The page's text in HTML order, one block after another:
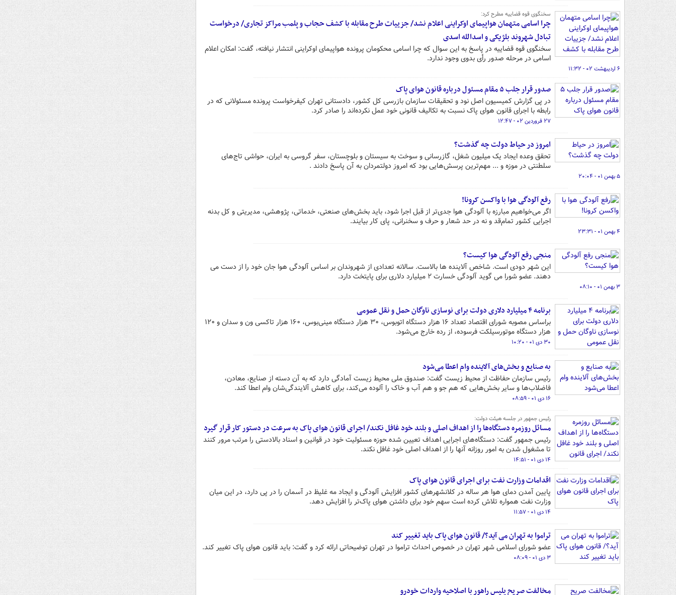
سخنگوی قوه قضاییه مطرح کرد:
چرا اسامی متهمان هواپیمای اوکراینی اعلام نشد/ جزییات طرح مقابله با کشف حجاب و پلمب مراکز تجاری/ درخواست
تبادل شهروند بلژیکی و اسدالله اسدی
سخنگوی قوه قضاییه در پاسخ به این سوال که چرا اسامی محکومان پرونده هواپیمای اوکراینی انتشار نیافته، گفت: امکان اعلام
اسامی در مرحله صدور رأی بدوی وجود ندارد.
۶ اردیبهشت ۰۲ - ۱۱:۳۲
صدور قرار جلب ۵ مقام مسئول درباره قانون هوای پاک
در پی گزارش کمیسیون اصل نود و تحقیقات سازمان بازرسی کل کشور، دادستانی تهران کیفرخواست پرونده مسئولانی که در
رابطه با اجرای قانون هوای پاک نسبت به تکالیف قانونی خود عمل نکرده‌اند را صادر کرد.
۲۷ فروردین ۰۲ - ۱۲:۴۷
امروز در حیاط دولت چه گذشت؟
تحقق وعده ایجاد یک میلیون شغل، گازرسانی و سوخت به سیستان و بلوچستان، سفر گروسی به ایران، حواشی تاج‌های
سلطنتی در موزه و ... مهم‌ترین پرسش‌هایی بود که امروز دولتمردان به آن پاسخ دادند .
۵ بهمن ۰۱ - ۲۰:۰۴
رفع آلودگی هوا با واکسن کرونا!
اگر می‌خواهیم مبارزه با آلودگی هوا جدی‌تر از قبل اجرا شود، باید بخش‌های صنعتی، خدماتی، پژوهشی، مدیریتی و کل بدنه
اجرایی کشور تمام‌قد و نه در حد شعار و حرف و سخنرانی، پای کار بیایند.
۴ بهمن ۰۱ - ۲۳:۳۱
منجی رفع آلودگی هوا کیست؟
این شهر دودی است. شاخص آلاینده ها بالاست. سالانه تعدادی از شهروندان بر اساس آلودگی هوا جان خود را از دست می
دهند. عضو شورا می گوید آلودگی خسارت ۲ میلیارد دلاری برای پایتخت دارد.
۳ بهمن ۰۱ - ۰۸:۱۰
برنامه ۴ میلیارد دلاری دولت برای نوسازی ناوگان حمل و نقل عمومی
براساس مصوبه شورای اقتصاد تعداد ۱۶ هزار دستگاه اتوبوس، ۳۰ هزار دستگاه مینی‌بوس، ۱۶۰ هزار تاکسی ون و سدان و ۱۲۰
هزار دستگاه موتورسیلکت فرسوده، از رده خارج می‌شود.
۳۰ دی ۰۱ - ۱۰:۲۰
به صنایع و بخش‌های آلاینده وام اعطا می‌شود
رئیس سازمان حفاظت از محیط زیست گفت: صندوق ملی محیط زیست آمادگی دارد که به آن دسته از صنایع، معادن،
فاضلاب‌ها و سایر بخش‌هایی که هم جو و هم آب و خاک را آلوده می‌کند، برای کاهش آلایندگی‌شان وام اعطا کند.
۱۶ دی ۰۱ - ۰۸:۵۹
رئیس جمهور در جلسه هیئت دولت:
مسائل روزمره دستگاه‌ها را از اهداف اصلی و بلند خود غافل نکند/ اجرای قانون هوای پاک به سرعت در دستور کار قرار گیرد
رئیس جمهور گفت: دستگاه‌های اجرایی اهداف تعیین شده حوزه مسئولیت خود در قوانین و اسناد بالادستی را مرتب مرور کنند
تا مشغول شدن به امور روزانه آنها را از اهداف اصلی خود غافل نکند.
۱۴ دی ۰۱ - ۱۴:۵۱
اقدامات وزارت نفت برای اجرای قانون هوای پاک
پایین آمدن دمای هوا هر ساله در کلانشهرهای کشور افزایش آلودگی و ایجاد مه غلیظ در آسمان را در پی دارد، در این میان
وزارت نفت همواره تلاش کرده است سهم خود برای داشتن هوای پاک‌تر را افزایش دهد.
۱۴ دی ۰۱ - ۱۱:۵۷
تراموا به تهران می آید؟/ قانون هوای پاک باید تغییر کند
عضو شورای اسلامی شهر تهران در خصوص احداث تراموا در تهران توضیحاتی ارائه کرد و گفت: باید قانون هوای پاک تغییر کند.
۳ دی ۰۱ - ۰۸:۰۹
مخالفت صریح پلیس راهور با اصلاحیه واردات خودرو